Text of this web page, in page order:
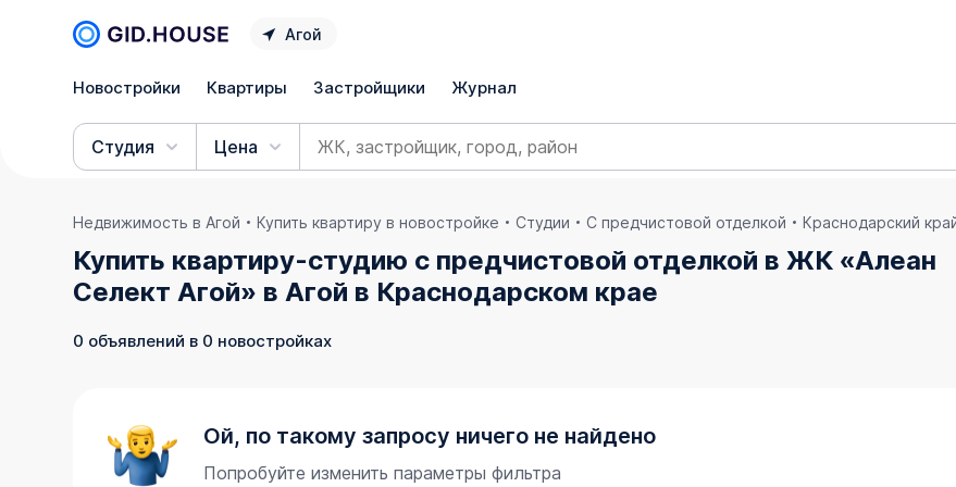
Агой
Новостройки Квартиры Застройщики Журнал
Студия Цена
Недвижимость в Агой Купить квартиру в новостройке Студии С предчистовой отделкой Краснодарский
Купить квартиру-студию с предчистовой отделкой в ЖК «Алеан
Селект Агой» в Агой в Краснодарском крае
0 объявлений в 0 новостройках
Ой, по такому запросу ничего не найдено
Попробуйте изменить параметры фильтра